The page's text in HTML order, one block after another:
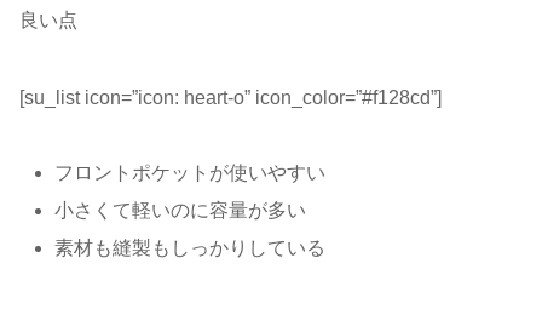
良い点
[su_list icon=”icon: heart-o” icon_color=”#f128cd”]
フロントポケットが使いやすい
小さくて軽いのに容量が多い
素材も縫製もしっかりしている